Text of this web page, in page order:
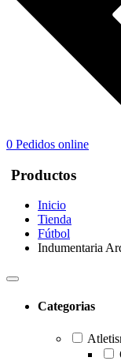
0 Pedidos online
Productos
Inicio
Tienda
Fútbol
Indumentaria
Categorias